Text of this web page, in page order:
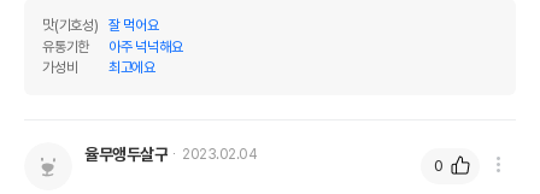
맛(기호성)
잘 먹어요
유통기한
아주 넉넉해요
가성비
최고에요
율무앵두살구 2023.02.04
0